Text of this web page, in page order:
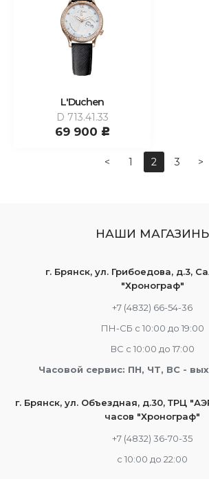
L'Duchen
D 713.41.33
69 900 c
< 1 2 3 >
НАШИ
г. Брянск, ул. Грибоедова, д.3,
"Хронограф"
+7 (4832) 66-54-36
ПН-СБ с 10:00 до 19:00
ВС с 10:00 до 17:00
Часовой сервис: ПН, ЧТ, ВС -
г. Брянск, ул. Объездная, д.30, ТРЦ
часов "Хронограф"
+7 (4832) 36-70-35
c 10:00 до 22:00